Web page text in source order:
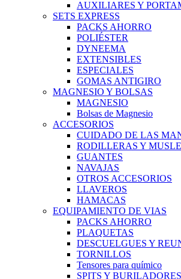
AUXILIARES Y
SETS EXPRESS
PACKS AHORRO
POLIÉSTER
DYNEEMA
EXTENSIBLES
ESPECIALES
GOMAS ANTIGIRO
MAGNESIO Y BOLSAS
MAGNESIO
Bolsas de Magnesio
ACCESORIOS
CUIDADO DE LAS
RODILLERAS Y
GUANTES
NAVAJAS
OTROS ACCESORIOS
LLAVEROS
HAMACAS
EQUIPAMIENTO DE VIAS
PACKS AHORRO
PLAQUETAS
DESCUELGUES Y
TORNILLOS
Tensores para químico
SPITS Y BURILADORES